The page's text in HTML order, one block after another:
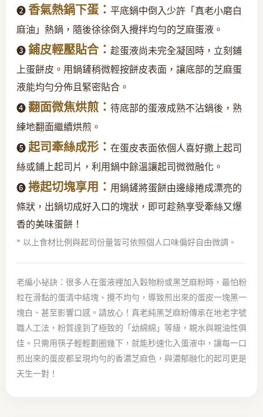
❷ 香氣熱鍋下蛋： 平底鍋中倒入少許「真老小磨白
麻油」熱鍋，隨後徐徐倒入攪拌均勻的芝麻蛋液。
❸ 鋪皮輕壓貼合： 趁蛋液尚未完全凝固時，立刻鋪
上蛋餅皮。用鍋鏟稍微輕按餅皮表面，讓底部的芝麻蛋
液能均勻分佈且緊密貼合。
❹ 翻面微焦烘煎： 待底部的蛋液成熟不沾鍋後，熟
練地翻面繼續烘煎。
❺ 起司牽絲成形： 在蛋皮表面依個人喜好撒上起司
絲或鋪上起司片，利用鍋中餘溫讓起司微微融化。
❻ 捲起切塊享用： 用鍋鏟將蛋餅由邊緣捲成漂亮的
條狀，出鍋切成好入口的塊狀，即可趁熱享受牽絲又爆
香的美味蛋餅！
* 以上食材比例與起司份量皆可依照個人口味偏好自由微調。
老編小祕訣：很多人在蛋液裡加入穀物粉或黑芝麻粉時，最怕粉
粒在滑黏的蛋清中結塊、攪不均勻，導致煎出來的蛋皮一塊黑一
塊白、甚至影響口感。請放心！真老純黑芝麻粉傳承在地老字號
職人工法，粉質達到了極致的「幼綿綿」等級，親水與親油性俱
佳。只需用筷子輕輕劃圈幾下，就能秒速化入蛋液中，讓每一口
煎出來的蛋皮都呈現均勻的香濃芝麻色，與濃郁融化的起司更是
天生一對！